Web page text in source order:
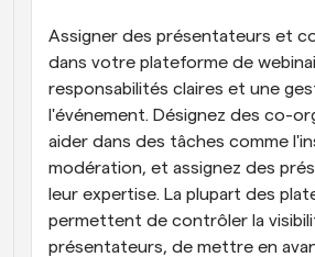
Assigner des présentateurs et
dans votre plateforme de
responsabilités claires et une
l'événement. Désignez des co-
aider dans des tâches comme
modération, et assignez des
leur expertise. La plupart des
permettent de contrôler la
présentateurs, de mettre en